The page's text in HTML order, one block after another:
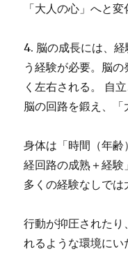
「大人の心」へと変
4. 脳の成長には、
う経験が必要。脳
く左右される。 自
脳の回路を鍛え、「
身体は「時間（年
経回路の成熟＋経験
多くの経験なしでは
行動が抑圧されたり
れるような環境にい